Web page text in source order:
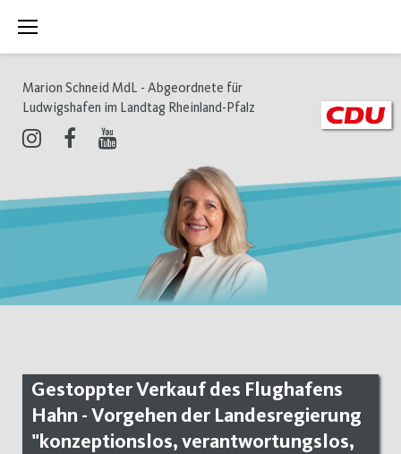
Inhalt
Marion Schneid MdL - Abgeordnete für
Ludwigshafen im Landtag Rheinland-Pfalz
Gestoppter Verkauf des Flughafens
Hahn - Vorgehen der Landesregierung
"konzeptionslos, verantwortungslos,